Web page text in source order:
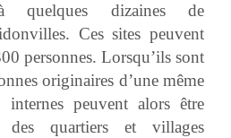
quelques dizaines de
Ces sites peuvent
personnes. Lorsqu’ils sont
originaires d’une même
peuvent alors être
des quartiers et villages